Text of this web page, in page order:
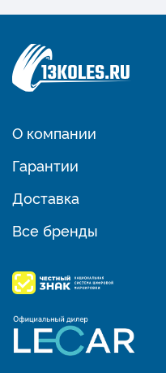
О компании
Гарантии
Доставка
Все бренды